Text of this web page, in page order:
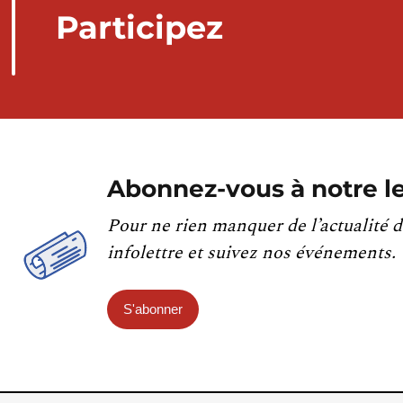
Participez
Abonnez-vous à notre
Pour ne rien manquer de l’actualité
infolettre et suivez nos événements.
S'abonner